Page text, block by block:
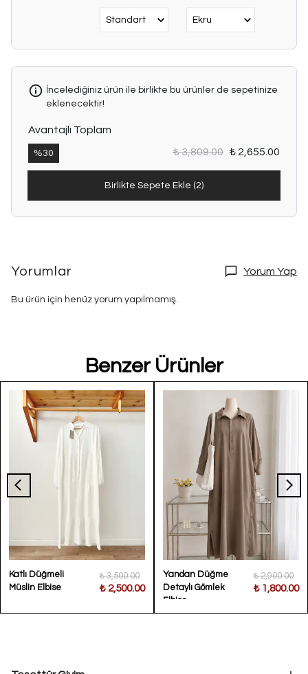
İncelediğiniz ürün ile birlikte bu ürünler de sepetinize
eklenecektir!
Avantajlı Toplam
%30 ₺ 3,809.00 ₺ 2,655.00
Birlikte Sepete Ekle (2)
Yorumlar Yorum Yap
Bu ürün için henüz yorum yapılmamış.
Benzer Ürünler
Katlı Düğmeli
Müslin Elbise
₺ 3,500.00
₺ 2,500.00
Yandan Düğme
Detaylı Gömlek
Elbise
₺ 2,900.00
₺ 1,800.00